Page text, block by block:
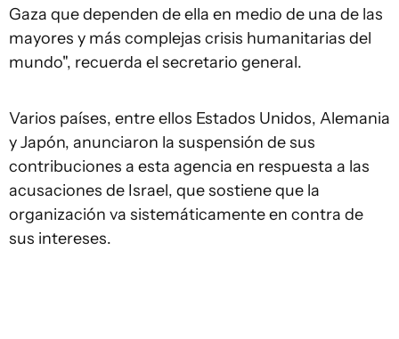
Gaza que dependen de ella en medio de una de las
mayores y más complejas crisis humanitarias del
mundo", recuerda el secretario general.
Varios países, entre ellos Estados Unidos, Alemania
y Japón, anunciaron la suspensión de sus
contribuciones a esta agencia en respuesta a las
acusaciones de Israel, que sostiene que la
organización va sistemáticamente en contra de
sus intereses.